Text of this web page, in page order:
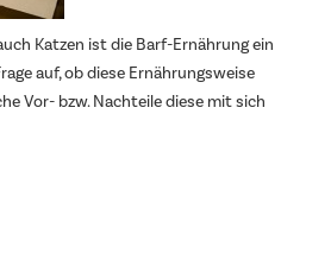
Katzen ist die Barf-Ernährung ein
auf, ob diese Ernährungsweise
Vor- bzw. Nachteile diese mit sich